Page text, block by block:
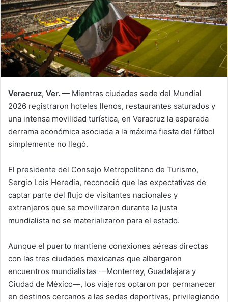
Veracruz, Ver. — Mientras ciudades sede del Mundial
2026 registraron hoteles llenos, restaurantes saturados y
una intensa movilidad turística, en Veracruz la esperada
derrama económica asociada a la máxima fiesta del fútbol
simplemente no llegó.
El presidente del Consejo Metropolitano de Turismo,
Sergio Lois Heredia, reconoció que las expectativas de
captar parte del flujo de visitantes nacionales y
extranjeros que se movilizaron durante la justa
mundialista no se materializaron para el estado.
Aunque el puerto mantiene conexiones aéreas directas
con las tres ciudades mexicanas que albergaron
encuentros mundialistas —Monterrey, Guadalajara y
Ciudad de México—, los viajeros optaron por permanecer
en destinos cercanos a las sedes deportivas, privilegiando